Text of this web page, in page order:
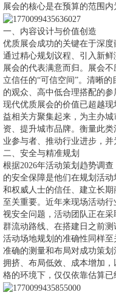
展会的核心是在预算的范围内
一、内容设计与价值创造
优质展会成功的关键在于深度
通过精心规划议程、引入新
展会的代表满意而归。展会
立信任的“可信空间”。清晰
的观众、高中低合理搭配的参
现代优质展会的价值已超越
益相关方聚集起来，为主办
资、提升城市品牌。衡量此
业参与者、推动行业进步，并
二、安全与精准规划
根据2026年活动策划趋势调
的安全保障是他们在规划活
和权威人士的信任、建立长
至关重要。近年来现场活动
视安全问题，活动团队正在
群流动路线、在搭建日之前测
活动场地规划的准确性同样至
准确的测量和布局对成功策
拥挤、布局低效、成本增加
格的环境下，仅仅依靠估算已